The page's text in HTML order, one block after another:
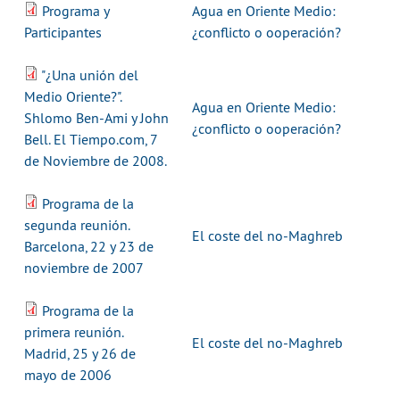
Programa y
Participantes
Agua en Oriente Medio:
¿conflicto o ooperación?
"¿Una unión del
Medio Oriente?".
Shlomo Ben-Ami y John
Bell. El Tiempo.com, 7
de Noviembre de 2008.
Agua en Oriente Medio:
¿conflicto o ooperación?
Programa de la
segunda reunión.
Barcelona, 22 y 23 de
noviembre de 2007
El coste del no-Maghreb
Programa de la
primera reunión.
Madrid, 25 y 26 de
mayo de 2006
El coste del no-Maghreb